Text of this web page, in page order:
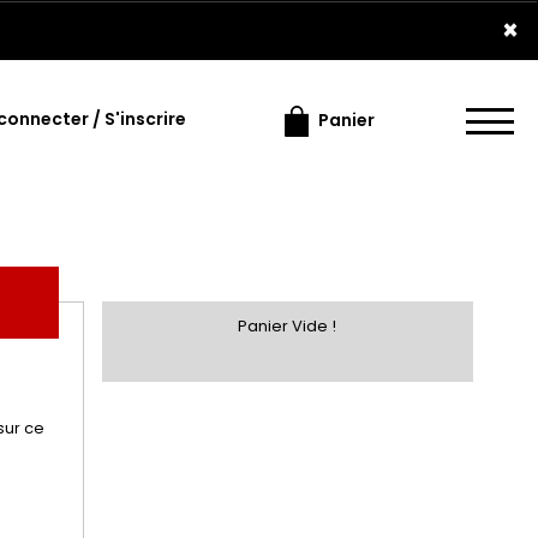
×
/ S'inscrire Panier
ce
Panier Vide !